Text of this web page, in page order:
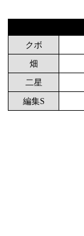
クボ
畑
二星
編集S